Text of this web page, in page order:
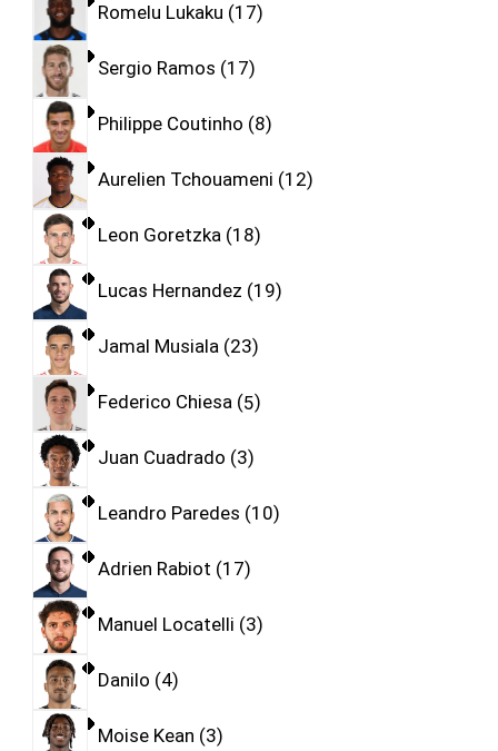
Romelu Lukaku 17
Sergio Ramos 17
Philippe Coutinho 8
Aurelien Tchouameni 12
Leon Goretzka 18
Lucas Hernandez 19
Jamal Musiala 23
Federico Chiesa 5
Juan Cuadrado 3
Leandro Paredes 10
Adrien Rabiot 17
Manuel Locatelli 3
Danilo 4
Moise Kean 3